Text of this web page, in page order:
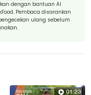
dengan bantuan AI
Pembaca disarankan
ulang sebelum
01:23